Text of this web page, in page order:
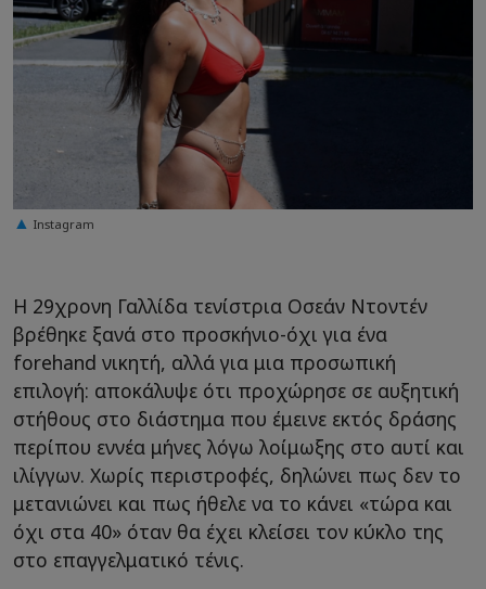
Instagram
Η 29χρονη Γαλλίδα τενίστρια Οσεάν Ντοντέν
βρέθηκε ξανά στο προσκήνιο-όχι για ένα
forehand νικητή, αλλά για μια προσωπική
επιλογή: αποκάλυψε ότι προχώρησε σε αυξητική
στήθους στο διάστημα που έμεινε εκτός δράσης
περίπου εννέα μήνες λόγω λοίμωξης στο αυτί και
ιλίγγων. Χωρίς περιστροφές, δηλώνει πως δεν το
μετανιώνει και πως ήθελε να το κάνει «τώρα και
όχι στα 40» όταν θα έχει κλείσει τον κύκλο της
στο επαγγελματικό τένις.